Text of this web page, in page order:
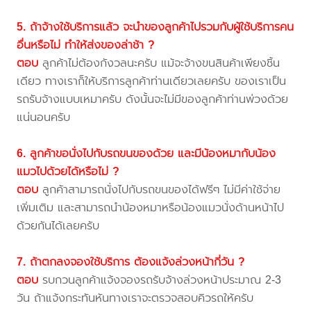
5. ถ้าจ้างใช้บริการแล้ว จะนำของลูกค้าไปรวมกับผู้ใช้บริการคน
อื่นหรือไม่ ทำให้ส่งของล่าช้า ?
ตอบ ลูกค้าไม่ต้องกังวลนะครับ แม้จะจ้างขนสินค้าเพียงชิ้น
เดียว ทางเราก็ให้บริการลูกค้าท่านเดียวเลยครับ ของเราเป็น
รถรับจ้างแบบเหมาครับ ดังนั้นจะไม่มีของลูกค้าท่านพ่วงด้วย
แน่นอนครับ
6. ลูกค้าขอนั่งไปกับรถขนของด้วย และมีน้องหมากับน้อง
แมวไปด้วยได้หรือไม่ ?
ตอบ ลูกค้าสามารถนั่งไปกับรถขนของได้ฟรีๆ ไม่มีค่าใช้จ่าย
เพิ่มเติม และสามารถนำน้องหมาหรือน้องแมวนั่งด้านหน้าไป
ด้วยกันได้เลยครับ
7. ถ้าตกลงจองใช้บริการ ต้องแจ้งล่วงหน้ากี่วัน ?
ตอบ รบกวนลูกค้าแจ้งจองรถรับจ้างล่วงหน้าประมาณ 2-3
วัน ถ้าแจ้งกระทันหันทางเราจะตรวจสอบคิวรถให้ครับ